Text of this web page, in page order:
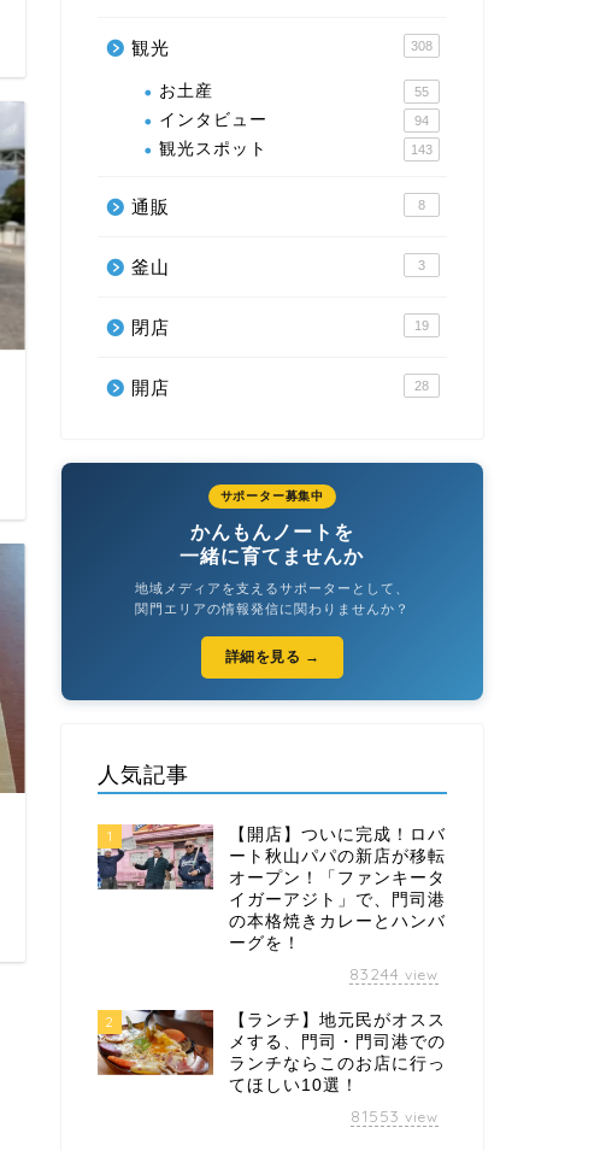
観光 308
お土産 55
インタビュー 94
観光スポット 143
通販 8
釜山 3
閉店 19
開店 28
サポーター募集中
かんもんノートを
一緒に育てませんか
地域メディアを支えるサポーターとして、
関門エリアの情報発信に関わりませんか？
詳細を見る →
人気記事
1
【開店】ついに完成！ロバ
ート秋山パパの新店が移転
オープン！「ファンキータ
イガーアジト」で、門司港
の本格焼きカレーとハンバ
ーグを！
83244 view
2
【ランチ】地元民がオスス
メする、門司・門司港での
ランチならこのお店に行っ
てほしい10選！
81553 view